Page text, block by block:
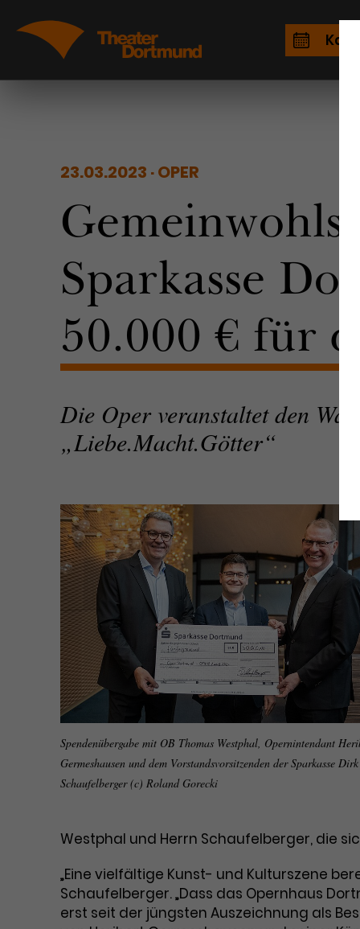
23.03.2023 OPER
Sparkasse
50.000 € für
Die Oper veranstaltet den
„Liebe.Macht.Götter“
Spendenübergabe mit OB Thomas Westphal, Opernintendant
Germeshausen und dem Vorstandsvorsitzenden der Sparkasse Dirk
Schaufelberger (c) Roland Gorecki
Westphal und Herrn Schaufelberger, die
„Eine vielfältige Kunst- und Kulturszene
Schaufelberger. „Dass das Opernhaus
erst seit der jüngsten Auszeichnung als